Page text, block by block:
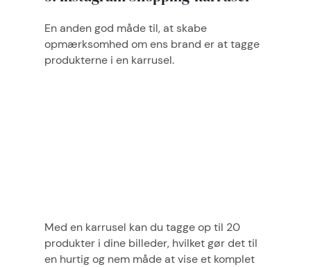
En anden god måde til, at skabe
opmærksomhed om ens brand er at tagge
produkterne i en karrusel.
Med en karrusel kan du tagge op til 20
produkter i dine billeder, hvilket gør det til
en hurtig og nem måde at vise et komplet